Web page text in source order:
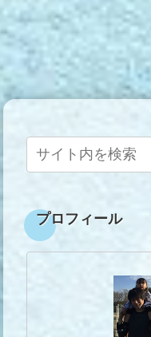
プロフィール